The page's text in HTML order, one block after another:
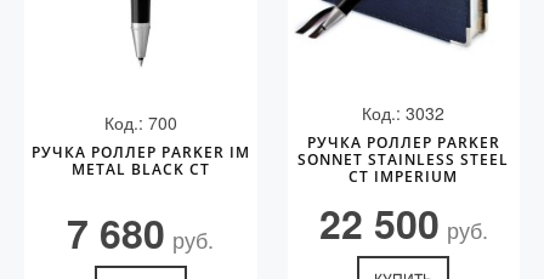
Код.: 700
РУЧКА РОЛЛЕР PARKER IM
METAL BLACK CT
7 680 руб.
Код.: 3032
РУЧКА РОЛЛЕР PARKER
SONNET STAINLESS STEEL
CT IMPERIUM
22 500 руб.